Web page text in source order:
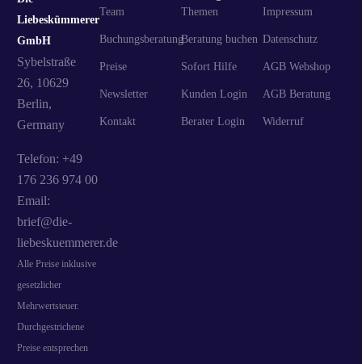
Liebeskümmerer
GmbH
Sybelstraße
26, 10629
Berlin,
Germany
Telefon: +49
176 236 974 00
Email:
brief@die-
liebeskuemmerer.de
Alle Preise inklusive
gesetzlicher
Mehrwertsteuer.
Durchgestrichene
Preise entsprechen
Team
Buchungsberatung
Preise
Newsletter
Kontakt
Themen
Beratung buchen
Sofort Hilfe
Kunden Login
Berater Login
Impressum
Datenschutz
AGB Webshop
AGB Beratung
Widerruf